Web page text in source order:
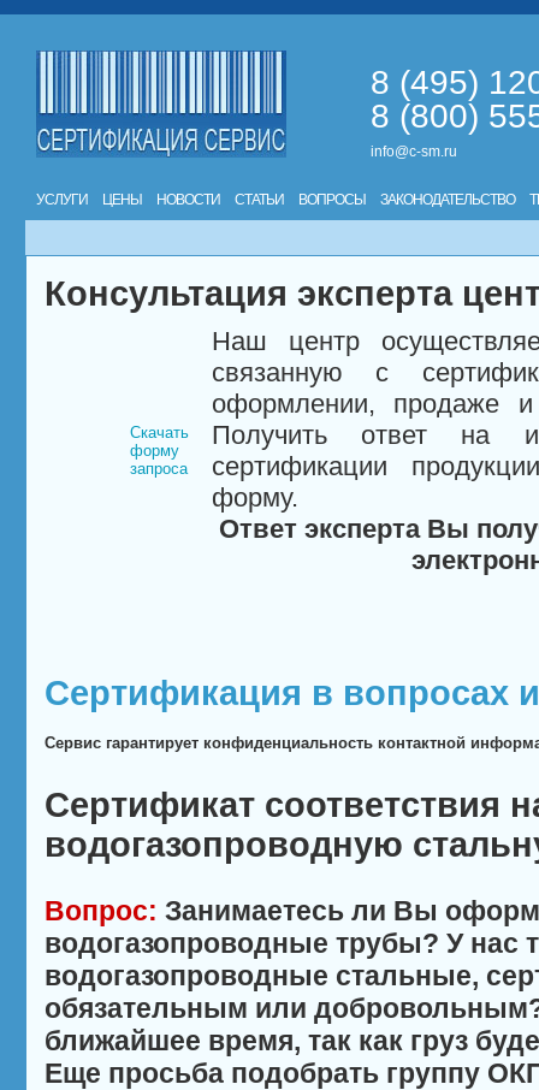
8 (495)
8 (800)
info@c-sm.ru
УСЛУГИ ЦЕНЫ НОВОСТИ СТАТЬИ ВОПРОСЫ ЗАКОНОДАТЕЛЬСТВО
Консультация эксперта
Скачать
форму
запроса
Наш центр
связанную с
оформлении, продаже и
Получить ответ на
сертификации
форму.
Ответ эксперта Вы
Сертификация в вопросах
Сервис гарантирует конфиденциальность контактной
Сертификат соответствия
водогазопроводную
Вопрос: Занимаетесь ли Вы
водогазопроводные трубы? У нас
водогазопроводные стальные,
обязательным или
ближайшее время, так как груз
Еще просьба подобрать группу